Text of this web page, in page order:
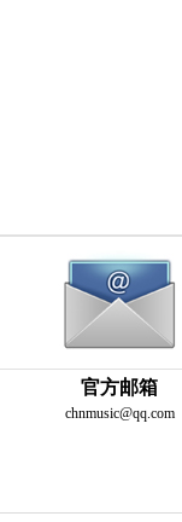
官方邮箱
chnmusic@qq.com